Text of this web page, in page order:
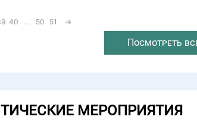
40 ... 50 51 →
Посмотреть
МЕРОПРИЯТИЯ